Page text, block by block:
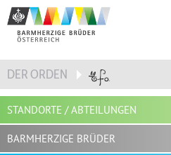
DER ORDEN
STANDORTE / ABTEILUNGEN
BARMHERZIGE BRÜDER